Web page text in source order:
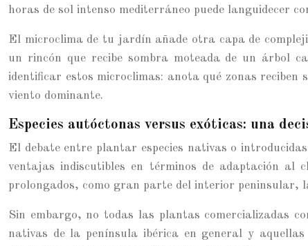
horas de sol intenso mediterráneo puede languidecer
El microclima de tu jardín añade otra capa de
un rincón que recibe sombra moteada de un árbol
identificar estos microclimas: anota qué zonas reciben
viento dominante.
Especies autóctonas versus exóticas: una
El debate entre plantar especies nativas o
ventajas indiscutibles en términos de adaptación al
prolongados, como gran parte del interior peninsular,
Sin embargo, no todas las plantas comercializadas
nativas de la península ibérica en general y